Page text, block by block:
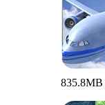
835.8MB